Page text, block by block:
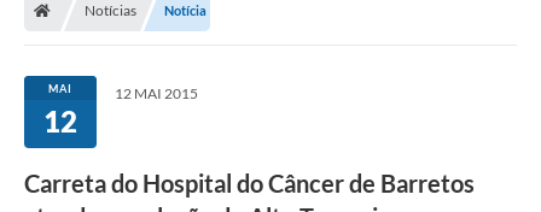
Notícias Notícia
MAI
12
12 MAI 2015
Carreta do Hospital do Câncer de Barretos